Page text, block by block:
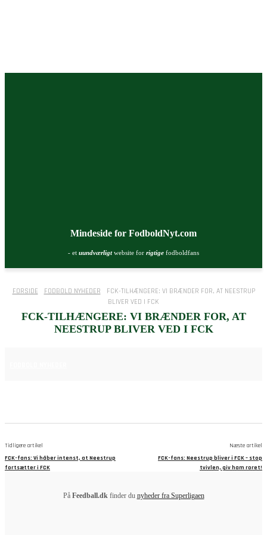
Mindeside for FodboldNyt.com
- et uundværligtwebsite for rigtige fodboldfans
FORSIDE FODBOLD NYHEDER
FCK-TILHÆNGERE: VI BRÆNDER FOR, AT NEESTRUP
BLIVER VED I FCK
FCK-TILHÆNGERE: VI BRÆNDER FOR, AT
NEESTRUP BLIVER VED I FCK
Tidligere artikel
FCK-fans: Vi håber intenst, at Neestrup
fortsætter i FCK
Næste artikel
FCK-fans: Neestrup bliver i FCK – stop
tvivlen, giv ham roret!
På Feedball.dkfinder du nyheder fra Superligaen